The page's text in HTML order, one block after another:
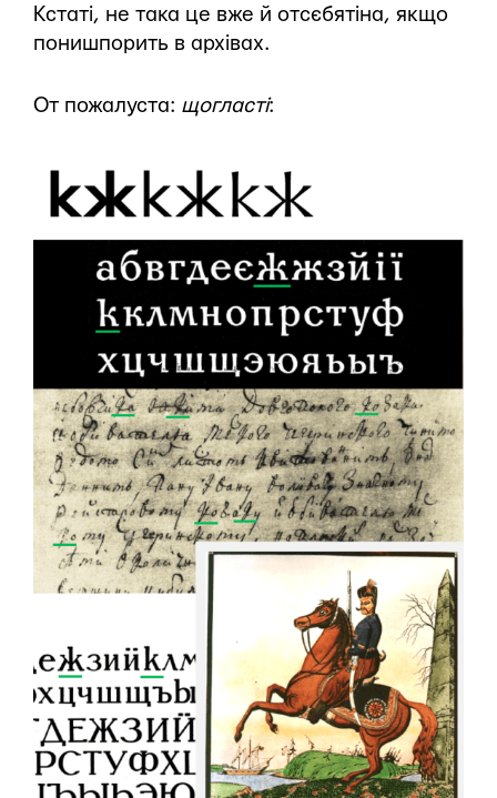
Кстаті, не така це вже й отсєбятіна, якщо
понишпорить в архівах.
От пожалуста: щогласті: